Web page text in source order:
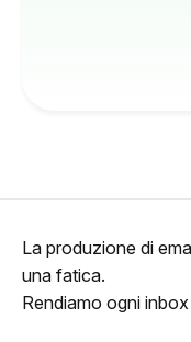
La produzione di
una fatica.
Rendiamo ogni